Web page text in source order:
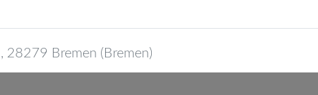
, 28279 Bremen ( Bremen)